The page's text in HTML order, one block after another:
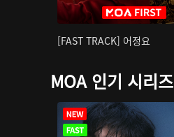
[FAST TRACK] 어정요
MOA 인기 시리즈